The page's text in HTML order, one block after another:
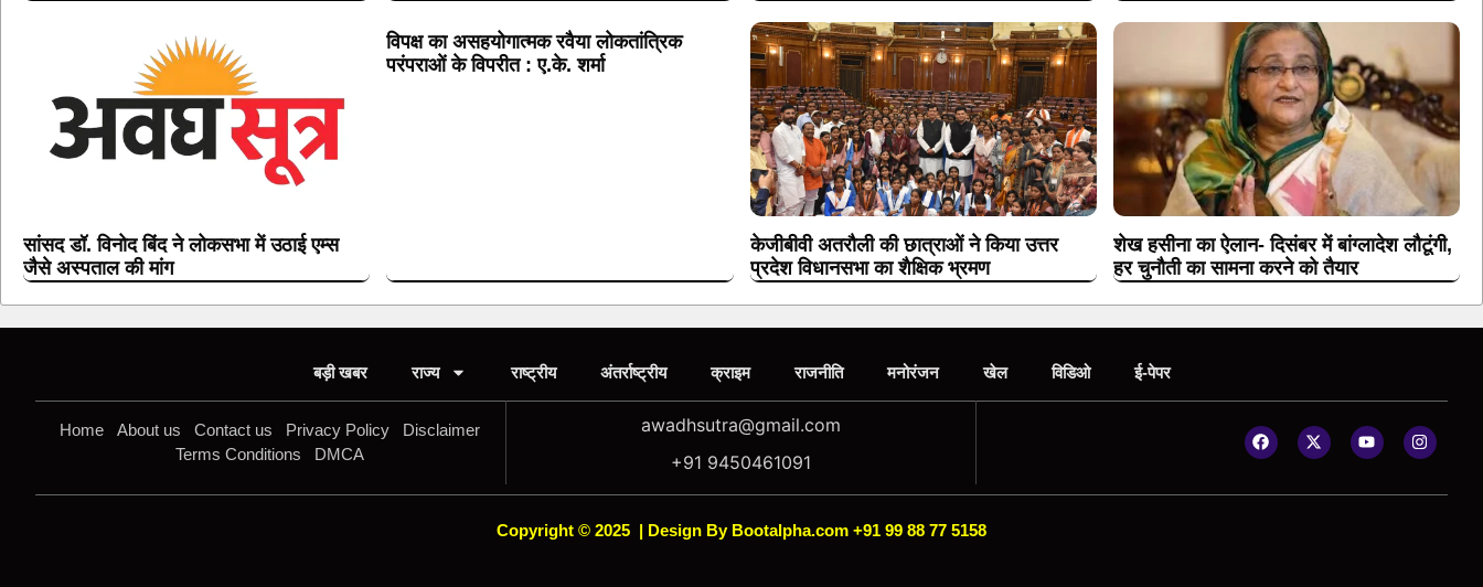
सांसद डॉ. विनोद बिंद ने लोकसभा में उठाई एम्स
जैसे अस्पताल की मांग
विपक्ष का असहयोगात्मक रवैया लोकतांत्रिक
परंपराओं के विपरीत : ए.के. शर्मा
केजीबीवी अतरौली की छात्राओं ने किया उत्तर
प्रदेश विधानसभा का शैक्षिक भ्रमण
शेख हसीना का ऐलान- दिसंबर में बांग्लादेश लौटूंगी,
हर चुनौती का सामना करने को तैयार
बड़ी खबर राज्य राष्ट्रीय अंतर्राष्ट्रीय क्राइम राजनीति मनोरंजन खेल विडिओ ई-पेपर
Home About us Contact us Privacy Policy
Disclaimer
Terms Conditions
DMCA
awadhsutra@gmail.com
+91 9450461091
Copyright © 2025 | Design By Bootalpha.com +91 99 88 77 5158